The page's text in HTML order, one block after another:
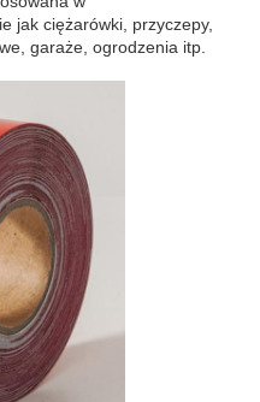
jak ciężarówki, przyczepy,
garaże, ogrodzenia itp.